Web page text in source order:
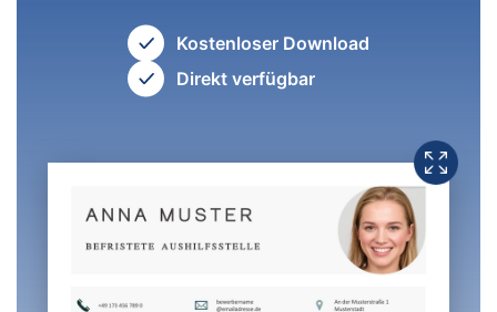
Kostenloser Download
Direkt verfügbar